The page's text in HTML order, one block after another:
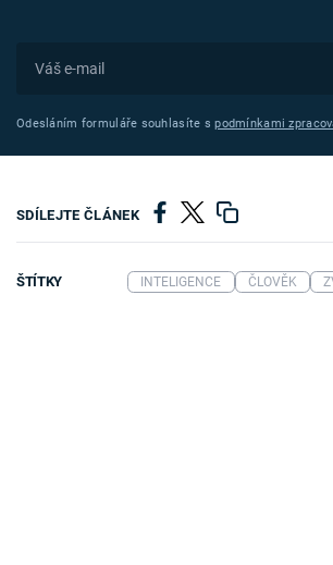
Odesláním formuláře souhlasíte spodmínkami
SDÍLEJTE ČLÁNEK
ŠTÍTKY INTELIGENCE ČLOVĚK